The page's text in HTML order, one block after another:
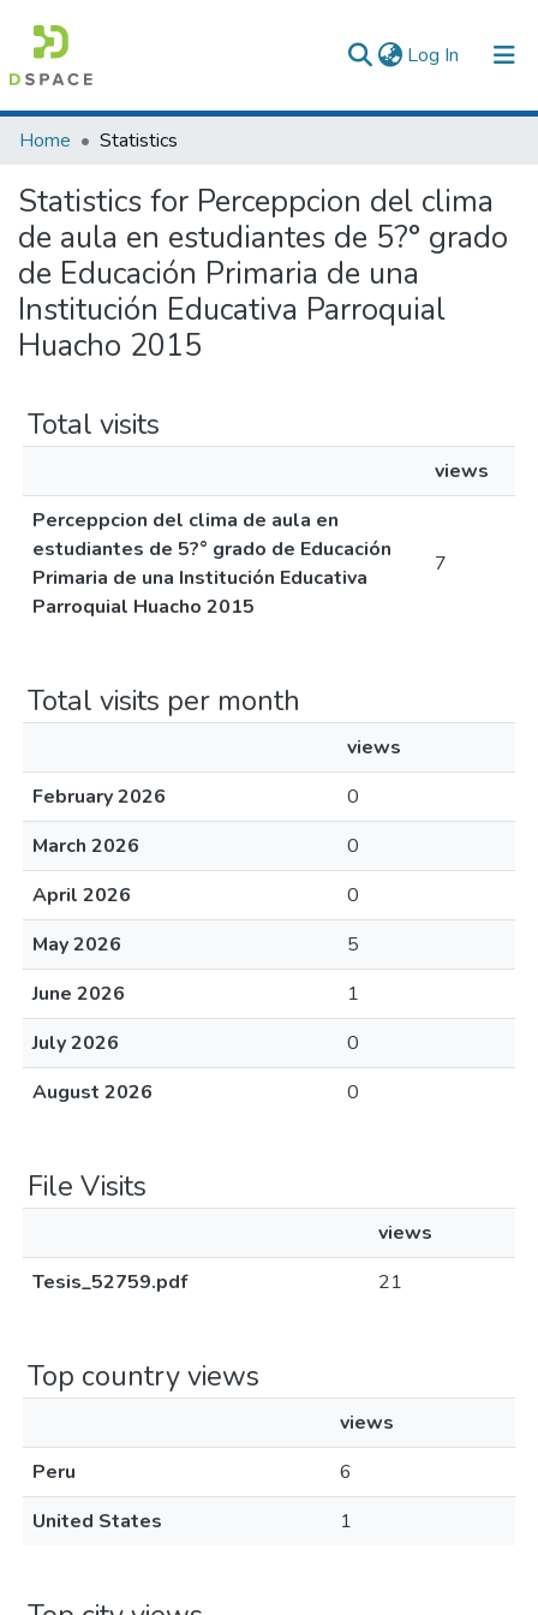
Log In (current)
Communities & Collections
All of DSpace
Home Statistics
Statistics for Perceppcion del clima
de aula en estudiantes de 5?° grado
de Educación Primaria de una
Institución Educativa Parroquial
Huacho 2015
Total visits
views
Perceppcion del clima de aula en
estudiantes de 5?° grado de Educación
Primaria de una Institución Educativa
Parroquial Huacho 2015
7
Total visits per month
views
February 2026
0
March 2026
0
April 2026
0
May 2026
5
June 2026
1
July 2026
0
August 2026
0
File Visits
views
Tesis_52759.pdf
21
Top country views
views
Peru
6
United States
1